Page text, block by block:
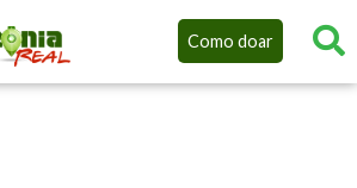
Como doar